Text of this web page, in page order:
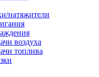
натяжители
воздуха
топлива